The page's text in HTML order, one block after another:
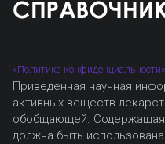
«Политика конфиденциальности»
Приведенная научная
активных веществ
обобщающей.
должна быть